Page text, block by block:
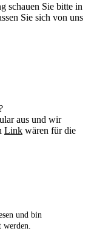
schauen Sie bitte in
Sie sich von uns
aus und wir
Link wären für die
und bin
werden.